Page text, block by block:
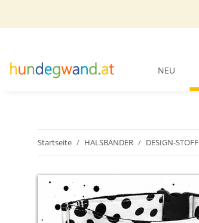
NEU
Startseite HALSBÄNDER DESIGN-STOFF